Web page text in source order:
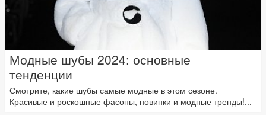
Модные шубы 2024: основные
тенденции
Смотрите, какие шубы самые модные в этом сезоне.
Красивые и роскошные фасоны, новинки и модные тренды!...